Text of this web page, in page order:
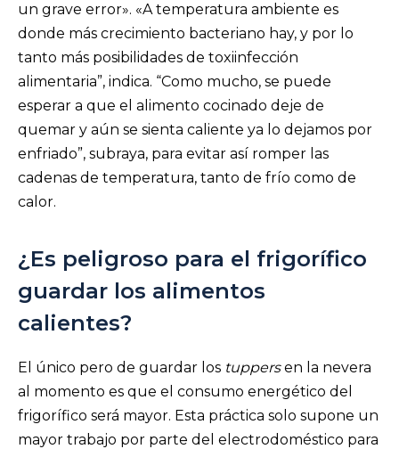
un grave error». «A temperatura ambiente es
donde más crecimiento bacteriano hay, y por lo
tanto más posibilidades de toxiinfección
alimentaria”, indica. “Como mucho, se puede
esperar a que el alimento cocinado deje de
quemar y aún se sienta caliente ya lo dejamos por
enfriado”, subraya, para evitar así romper las
cadenas de temperatura, tanto de frío como de
calor.
¿Es peligroso para el frigorífico
guardar los alimentos
calientes?
El único pero de guardar los tuppersen la nevera
al momento es que el consumo energético del
frigorífico será mayor. Esta práctica solo supone un
mayor trabajo por parte del electrodoméstico para